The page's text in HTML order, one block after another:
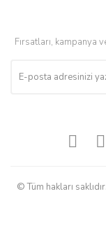
Fırsatları, kampanya
© Tüm hakları